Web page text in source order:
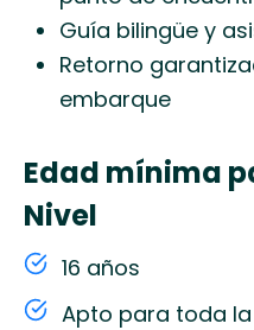
Guía bilingüe y
Retorno
embarque
Edad mínima
Nivel
16 años
Apto para toda